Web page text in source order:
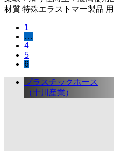
材質 特殊エラストマー製品
1
…
4
5
6
プラスチックホース
（十川産業）